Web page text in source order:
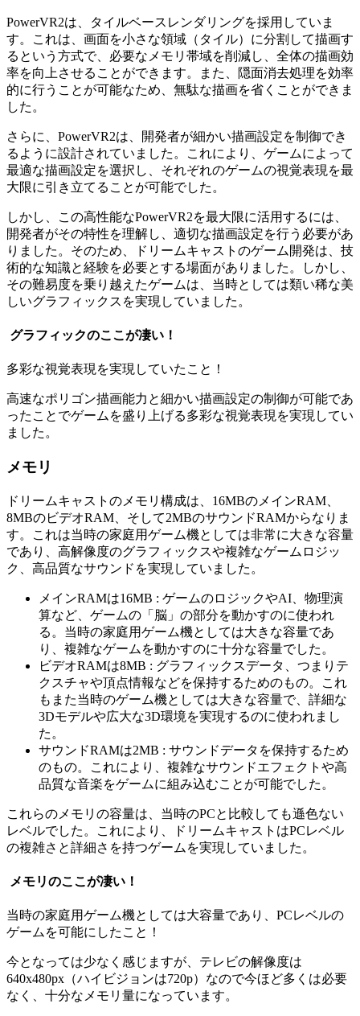
PowerVR2は、タイルベースレンダリングを採用していま
す。これは、画面を小さな領域（タイル）に分割して描画す
るという方式で、必要なメモリ帯域を削減し、全体の描画効
率を向上させることができます。また、隠面消去処理を効率
的に行うことが可能なため、無駄な描画を省くことができま
した。
さらに、PowerVR2は、開発者が細かい描画設定を制御でき
るように設計されていました。これにより、ゲームによって
最適な描画設定を選択し、それぞれのゲームの視覚表現を最
大限に引き立てることが可能でした。
しかし、この高性能なPowerVR2を最大限に活用するには、
開発者がその特性を理解し、適切な描画設定を行う必要があ
りました。そのため、ドリームキャストのゲーム開発は、技
術的な知識と経験を必要とする場面がありました。しかし、
その難易度を乗り越えたゲームは、当時としては類い稀な美
しいグラフィックスを実現していました。
グラフィックのここが凄い！
多彩な視覚表現を実現していたこと！
高速なポリゴン描画能力と細かい描画設定の制御が可能であ
ったことでゲームを盛り上げる多彩な視覚表現を実現してい
ました。
メモリ
ドリームキャストのメモリ構成は、16MBのメインRAM、
8MBのビデオRAM、そして2MBのサウンドRAMからなりま
す。これは当時の家庭用ゲーム機としては非常に大きな容量
であり、高解像度のグラフィックスや複雑なゲームロジッ
ク、高品質なサウンドを実現していました。
メインRAMは16MB : ゲームのロジックやAI、物理演
算など、ゲームの「脳」の部分を動かすのに使われ
る。当時の家庭用ゲーム機としては大きな容量であ
り、複雑なゲームを動かすのに十分な容量でした。
ビデオRAMは8MB : グラフィックスデータ、つまりテ
クスチャや頂点情報などを保持するためのもの。これ
もまた当時のゲーム機としては大きな容量で、詳細な
3Dモデルや広大な3D環境を実現するのに使われまし
た。
サウンドRAMは2MB : サウンドデータを保持するため
のもの。これにより、複雑なサウンドエフェクトや高
品質な音楽をゲームに組み込むことが可能でした。
これらのメモリの容量は、当時のPCと比較しても遜色ない
レベルでした。これにより、ドリームキャストはPCレベル
の複雑さと詳細さを持つゲームを実現していました。
メモリのここが凄い！
当時の家庭用ゲーム機としては大容量であり、PCレベルの
ゲームを可能にしたこと！
今となっては少なく感じますが、テレビの解像度は
640x480px（ハイビジョンは720p）なので今ほど多くは必要
なく、十分なメモリ量になっています。